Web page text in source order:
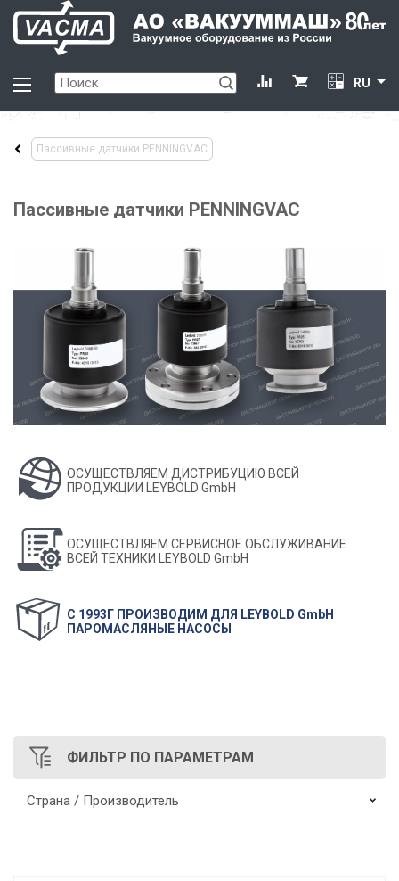
RU
Пассивные датчики PENNINGVAC
Пассивные датчики PENNINGVAC
ОСУЩЕСТВЛЯЕМ ДИСТРИБУЦИЮ ВСЕЙ
ПРОДУКЦИИ LEYBOLD GmbH
ОСУЩЕСТВЛЯЕМ СЕРВИСНОЕ ОБСЛУЖИВАНИЕ
ВСЕЙ ТЕХНИКИ LEYBOLD GmbH
С 1993Г ПРОИЗВОДИМ ДЛЯ LEYBOLD GmbH
ПАРОМАСЛЯНЫЕ НАСОСЫ
ФИЛЬТР ПО ПАРАМЕТРАМ
Страна / Производитель